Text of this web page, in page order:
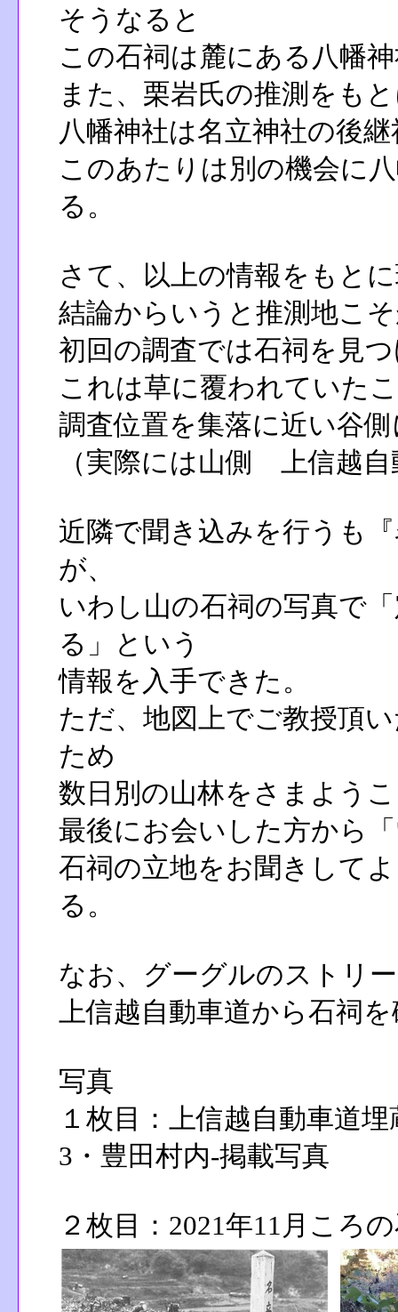
そうなると
この石祠は麓にある八幡
また、栗岩氏の推測をも
八幡神社は名立神社の後
このあたりは別の機会に
る。
さて、以上の情報をもと
結論からいうと推測地こ
初回の調査では石祠を見
これは草に覆われていた
調査位置を集落に近い谷
（実際には山側 上信越
近隣で聞き込みを行うも
が、
いわし山の石祠の写真で
る」という
情報を入手できた。
ただ、地図上でご教授頂
ため
数日別の山林をさまよう
最後にお会いした方から
石祠の立地をお聞きして
る。
なお、グーグルのストリ
上信越自動車道から石祠
写真
１枚目：上信越自動車道
3・豊田村内-掲載写真
２枚目：2021年11月ころ